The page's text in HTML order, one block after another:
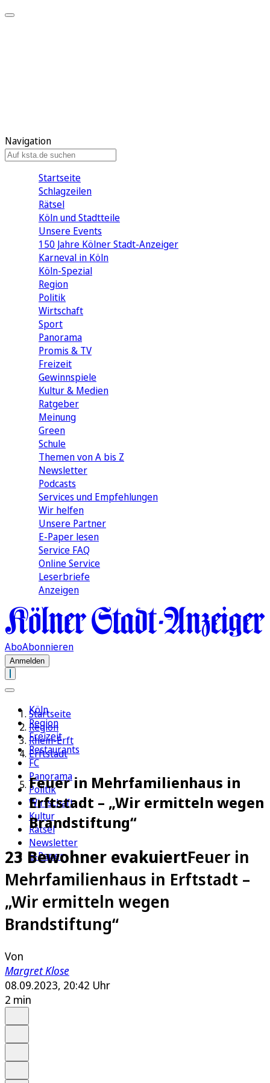
Navigation
Startseite
Schlagzeilen
Rätsel
Köln und Stadtteile
Unsere Events
150 Jahre Kölner Stadt-Anzeiger
Karneval in Köln
Köln-Spezial
Region
Politik
Wirtschaft
Sport
Panorama
Promis & TV
Freizeit
Gewinnspiele
Kultur & Medien
Ratgeber
Meinung
Green
Schule
Themen von A bis Z
Newsletter
Podcasts
Services und Empfehlungen
Wir helfen
Unsere Partner
E-Paper lesen
Service FAQ
Online Service
Leserbriefe
Anzeigen
AboAbonnieren
Anmelden
Köln
Region
Freizeit
Restaurants
FC
Panorama
Politik
Wirtschaft
Kultur
Rätsel
Newsletter
E-Paper
Startseite
Region
Rhein-Erft
Erftstadt
Feuer in Mehrfamilienhaus in
Erftstadt – „Wir ermitteln wegen
Brandstiftung“
23 Bewohner evakuiertFeuer in
Mehrfamilienhaus in Erftstadt –
„Wir ermitteln wegen
Brandstiftung“
Von
Margret Klose
08.09.2023, 20:42 Uhr
2 min